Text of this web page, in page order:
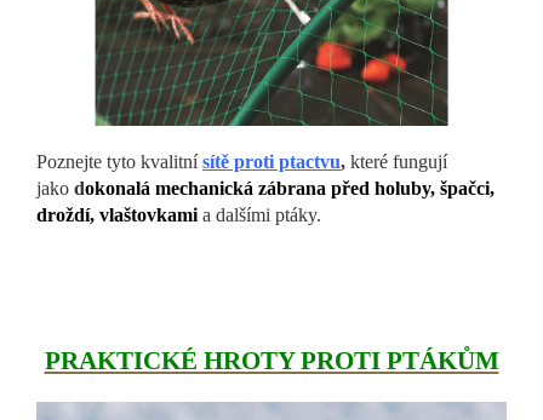
Poznejte tyto kvalitnísítě proti ptactvu, které fungují
jako dokonalá mechanická zábrana před holuby, špačci,
droždí, vlaštovkami a dalšími ptáky.
PRAKTICKÉ HROTY PROTI PTÁKŮM